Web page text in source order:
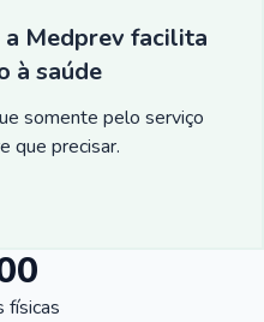
a Medprev facilita
à saúde
somente pelo serviço
que precisar.
físicas